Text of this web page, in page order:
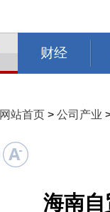
财经
网站首页 > 公司产业
海南